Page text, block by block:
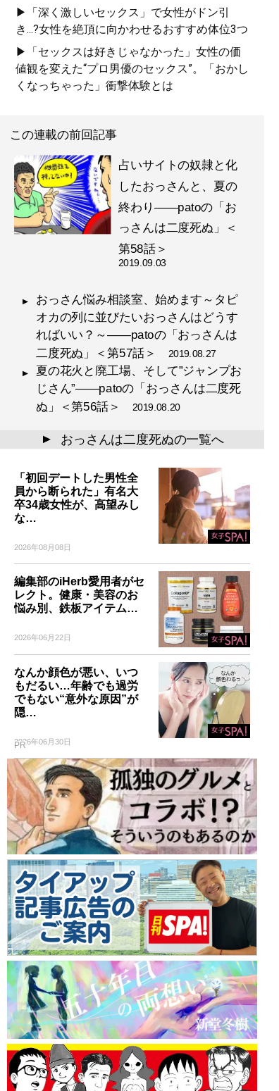
▶「深く激しいセックス」で女性がドン引
き...?女性を絶頂に向かわせるおすすめ体位3つ
▶「セックスは好きじゃなかった」女性の価
値観を変えた“プロ男優のセックス”。「おかし
くなっちゃった」衝撃体験とは
この連載の前回記事
占いサイトの奴隷と化
したおっさんと、夏の
終わり――patoの「お
っさんは二度死ぬ」＜
第58話＞
2019.09.03
おっさん悩み相談室、始めます～タピ
オカの列に並びたいおっさんはどうす
ればいい？～――patoの「おっさんは
二度死ぬ」＜第57話＞ 2019.08.27
夏の花火と廃工場、そして”ジャンプお
じさん”――patoの「おっさんは二度死
ぬ」＜第56話＞ 2019.08.20
▲ おっさんは二度死ぬの一覧へ
「初回デートした男性全
員から断られた」有名大
卒34歳女性が、高望みし
な…
2026年08月08日
編集部のiHerb愛用者がセ
レクト。健康・美容のお
悩み別、鉄板アイテム…
2026年06月22日
なんか顔色が悪い、いつ
もだるい…年齢でも過労
でもない“意外な原因”が
隠…
2026年06月30日
PR